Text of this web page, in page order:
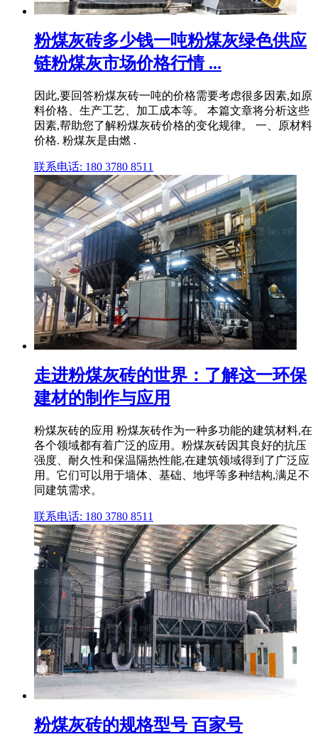
粉煤灰砖多少钱一吨粉煤灰绿色供应
链粉煤灰市场价格行情 ...
因此,要回答粉煤灰砖一吨的价格需要考虑很多因素,如原
料价格、生产工艺、加工成本等。 本篇文章将分析这些
因素,帮助您了解粉煤灰砖价格的变化规律。 一、原材料
价格. 粉煤灰是由燃 .
联系电话: 180 3780 8511
走进粉煤灰砖的世界：了解这一环保
建材的制作与应用
粉煤灰砖的应用 粉煤灰砖作为一种多功能的建筑材料,在
各个领域都有着广泛的应用。粉煤灰砖因其良好的抗压
强度、耐久性和保温隔热性能,在建筑领域得到了广泛应
用。它们可以用于墙体、基础、地坪等多种结构,满足不
同建筑需求。
联系电话: 180 3780 8511
粉煤灰砖的规格型号 百家号